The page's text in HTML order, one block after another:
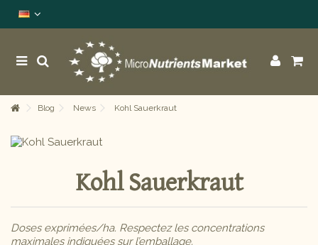
Blog News Kohl Sauerkraut
Kohl Sauerkraut
Doses exprimées/ha. Respectez les concentrations
maximales indiquées sur l’emballage.